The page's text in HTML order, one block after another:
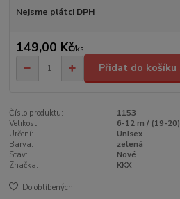
Nejsme plátci DPH
149,00 Kč/ks
Přidat do košíku
Číslo produktu:
1153
Velikost:
6-12 m / (19-20)
Určení:
Unisex
Barva:
zelená
Stav:
Nové
Značka:
KKX
Do oblíbených